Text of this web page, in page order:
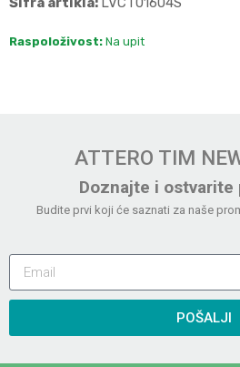
Raspoloživost: Na upit
ATTERO TIM
Doznajte i ostvarite
Budite prvi koji će saznati za naše
POŠALJI